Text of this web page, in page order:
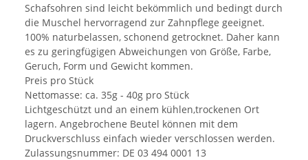
Schafsohren sind leicht bekömmlich und bedingt durch
die Muschel hervorragend zur Zahnpflege geeignet.
100% naturbelassen, schonend getrocknet. Daher kann
es zu geringfügigen Abweichungen von Größe, Farbe,
Geruch, Form und Gewicht kommen.
Preis pro Stück
Nettomasse: ca. 35g - 40g pro Stück
Lichtgeschützt und an einem kühlen,trockenen Ort
lagern. Angebrochene Beutel können mit dem
Druckverschluss einfach wieder verschlossen werden.
Zulassungsnummer: DE 03 494 0001 13